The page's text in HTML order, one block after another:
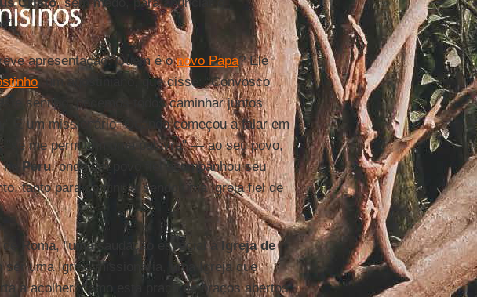
apresentação. Quem é onovo Papa? Ele
, um agostiniano, que disse: “Convosco
sentido, podemos todos caminhar juntos
E um missionário. Quando começou a falar em
me permitem uma palavra" — ao seu povo,
no Peru, onde um povo fiel acompanhou seu
tanto para continuar sendo uma Igreja fiel de
Roma, "uma saudação especial à Igreja de
uma Igreja missionária, uma Igreja que
a acolher, como esta praça de braços abertos.